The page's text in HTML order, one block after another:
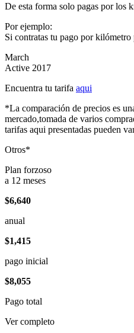
De esta forma solo pagas por los
Por ejemplo:
Si contratas tu pago por kilómetro
March
Active 2017
Encuentra tu tarifa aqui
*La comparación de precios es
mercado,tomada de varios
tarifas aqui presentadas pueden
Otros*
Plan forzoso
a 12 meses
$6,640
anual
$1,415
pago inicial
$8,055
Pago total
Ver completo